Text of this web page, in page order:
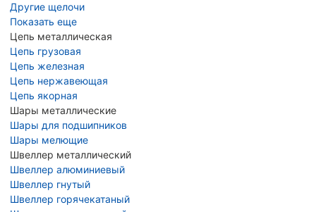
Другие щелочи
Показать еще
Цепь металлическая
Цепь грузовая
Цепь железная
Цепь нержавеющая
Цепь якорная
Шары металлические
Шары для подшипников
Шары мелющие
Швеллер металлический
Швеллер алюминиевый
Швеллер гнутый
Швеллер горячекатаный